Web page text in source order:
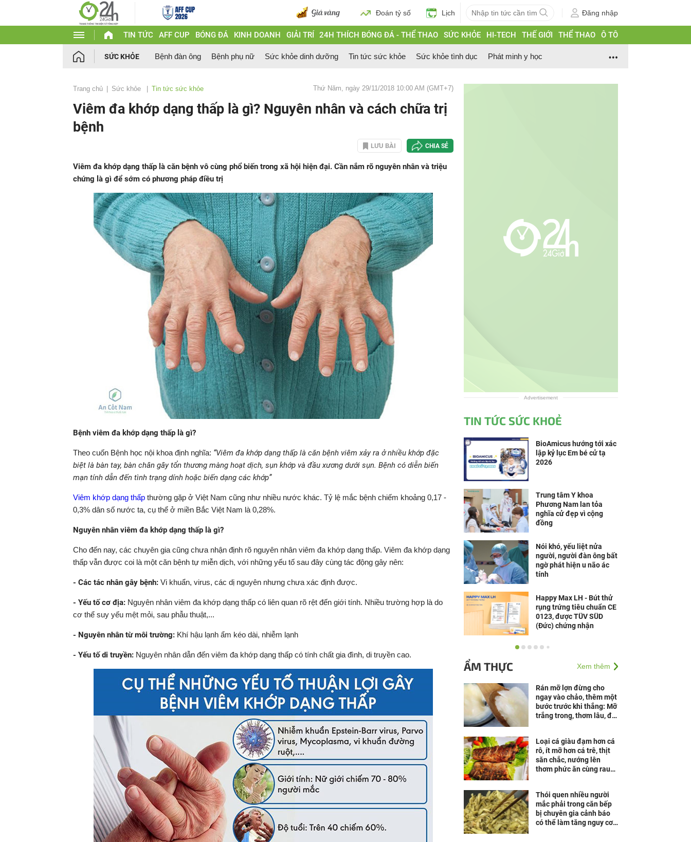
Đoán tỷ số Lịch Đăng nhập
TIN TỨC AFF CUP BÓNG ĐÁ KINH DOANH GIẢI TRÍ 24H THÍCH BÓNG ĐÁ - THỂ THAO SỨC KHỎE HI-TECH THẾ GIỚI THỂ THAO Ô TÔ
SỨC KHỎE Bệnh đàn ông Bệnh phụ nữ Sức khỏe dinh dưỡng Tin tức sức khỏe Sức khỏe tình dục Phát minh y học
Trang chủ Sức khỏe Tin tức sức khỏe Thứ Năm, ngày 29/11/2018 10:00 AM (GMT+7)
Viêm đa khớp dạng thấp là gì? Nguyên nhân và cách chữa trị
bệnh
LƯU BÀI CHIA SẺ
Viêm đa khớp dạng thấp là căn bệnh vô cùng phổ biến trong xã hội hiện đại. Cần nắm rõ nguyên nhân và triệu
chứng là gì để sớm có phương pháp điều trị
Bệnh viêm đa khớp dạng thấp là gì?
Theo cuốn Bệnh học nội khoa định nghĩa: “Viêm đa khớp dạng thấp là căn bệnh viêm xảy ra ở nhiều khớp đặc
biệt là bàn tay, bàn chân gây tổn thương màng hoạt dịch, sụn khớp và đầu xương dưới sụn. Bệnh có diễn biến
mạn tính dẫn đến tình trạng dính hoặc biến dạng các khớp”
Viêm khớp dạng thấp thường gặp ở Việt Nam cũng như nhiều nước khác. Tỷ lệ mắc bệnh chiếm khoảng 0,17 -
0,3% dân số nước ta, cụ thể ở miền Bắc Việt Nam là 0,28%.
Nguyên nhân viêm đa khớp dạng thấp là gì?
Cho đến nay, các chuyên gia cũng chưa nhận định rõ nguyên nhân viêm đa khớp dạng thấp. Viêm đa khớp dạng
thấp vẫn được coi là một căn bệnh tự miễn dịch, với những yếu tố sau đây cùng tác động gây nên:
- Các tác nhân gây bệnh: Vi khuẩn, virus, các dị nguyên nhưng chưa xác định được.
- Yếu tố cơ địa: Nguyên nhân viêm đa khớp dạng thấp có liên quan rõ rệt đến giới tính. Nhiều trường hợp là do
cơ thể suy yếu mệt mỏi, sau phẫu thuật,...
- Nguyên nhân từ môi trường: Khí hậu lạnh ẩm kéo dài, nhiễm lạnh
- Yếu tố di truyền: Nguyên nhân dẫn đến viêm đa khớp dạng thấp có tính chất gia đình, di truyền cao.
Advertisement
TIN TỨC SỨC KHOẺ
BioAmicus hướng tới xác
lập kỷ lục Em bé cử tạ
2026
Trung tâm Y khoa
Phương Nam lan tỏa
nghĩa cử đẹp vì cộng
đồng
Nói khó, yếu liệt nửa
người, người đàn ông bất
ngờ phát hiện u não ác
tính
Happy Max LH - Bút thử
rụng trứng tiêu chuẩn CE
0123, được TÜV SÜD
(Đức) chứng nhận
Bổ sung canxi đúng
đặn nhưng xương vẫn
Từ dữ liệu đến niềm tin:
Chubb gợi mở bài toán
tăng trưởng mới cho
ẨM THỰC Xem thêm
Rán mỡ lợn đừng cho
ngay vào chảo, thêm một
bước trước khi thắng: Mỡ
trắng trong, thơm lâu, để
Loại cá giàu đạm hơn cá
rô, ít mỡ hơn cá trê, thịt
săn chắc, nướng lên
thơm phức ăn cùng rau
Thói quen nhiều người
mắc phải trong căn bếp
bị chuyên gia cảnh báo
có thể làm tăng nguy cơ